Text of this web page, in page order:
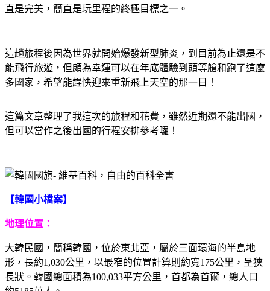
直是完美，簡直是玩里程的終極目標之一。
這趟旅程後因為世界就開始爆發新型肺炎，到目前為止還是不
能飛行旅遊，但頗為幸運可以在年底體驗到頭等艙和跑了這麼
多國家，希望能趕快迎來重新飛上天空的那一日！
這篇文章整理了我這次的旅程和花費，雖然近期還不能出國，
但可以當作之後出國的行程安排參考囉！
【韓國小檔案】
地理位置：
大韓民國，簡稱韓國，位於東北亞，屬於三面環海的半島地
形，長約1,030公里，以最窄的位置計算則約寬175公里，呈狹
長狀。韓國總面積為100,033平方公里，首都為首爾，總人口